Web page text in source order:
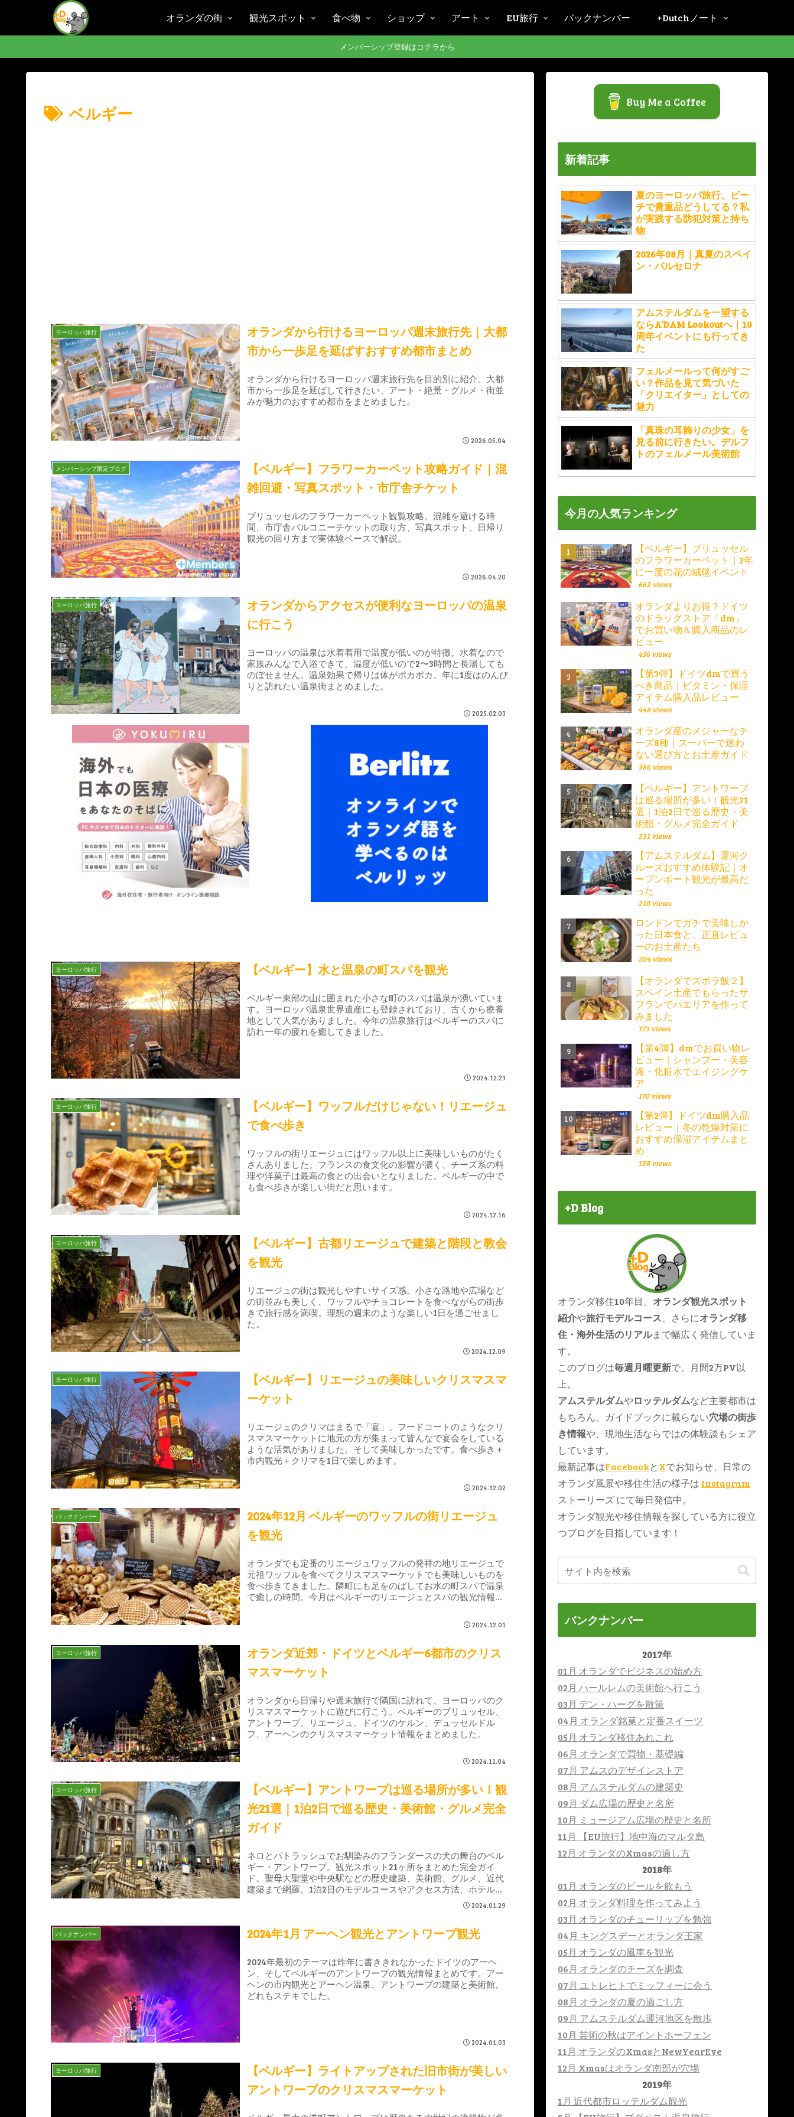
オランダの街 観光スポット 食べ物 ショップ アート EU旅行 バックナンバー +Dutchノート
メンバーシップ登録はコチラから
ベルギー
ヨーロッパ旅行
オランダから行けるヨーロッパ週末旅行先｜大都
市から一歩足を延ばすおすすめ都市まとめ
オランダから行けるヨーロッパ週末旅行先を目的別に紹介。大都
市から一歩足を延ばして行きたい、アート・絶景・グルメ・街並
みが魅力のおすすめ都市をまとめました。
2026.05.04
メンバーシップ限定ブログ
【ベルギー】フラワーカーペット攻略ガイド｜混
雑回避・写真スポット・市庁舎チケット
ブリュッセルのフラワーカーペット観覧攻略。混雑を避ける時
間、市庁舎バルコニーチケットの取り方、写真スポット、日帰り
観光の回り方まで実体験ベースで解説。
2026.04.20
ヨーロッパ旅行
オランダからアクセスが便利なヨーロッパの温泉
に行こう
ヨーロッパの温泉は水着着用で温度が低いのが特徴。水着なので
家族みんなで入浴できて、温度が低いので2〜3時間と長湯しても
のぼせません。温泉効果で帰りは体がポカポカ。年に1度はのんび
りと訪れたい温泉街まとめました。
2025.02.03
ヨーロッパ旅行 【ベルギー】水と温泉の町スパを観光
ベルギー東部の山に囲まれた小さな町のスパは温泉が湧いていま
す。ヨーロッパ温泉世界遺産にも登録されており、古くから療養
地として人気がありました。今年の温泉旅行はベルギーのスパに
訪れ一年の疲れを癒してきました。
2024.12.23
ヨーロッパ旅行
【ベルギー】ワッフルだけじゃない！リエージュ
で食べ歩き
ワッフルの街リエージュにはワッフル以上に美味しいものがたく
さんありました。フランスの食文化の影響が濃く、チーズ系の料
理や洋菓子は最高の食との出会いとなりました。ベルギーの中で
も食べ歩きが楽しい街だと思います。
2024.12.16
ヨーロッパ旅行
【ベルギー】古都リエージュで建築と階段と教会
を観光
リエージュの街は観光しやすいサイズ感。小さな路地や広場など
の街並みも美しく、ワッフルやチョコレートを食べながらの街歩
きで旅行感を満喫。理想の週末のような楽しい1日を過ごせまし
た。
2024.12.09
ヨーロッパ旅行
【ベルギー】リエージュの美味しいクリスマスマ
ーケット
リエージュのクリマはまるで「宴」。フードコートのようなクリ
スマスマーケットに地元の方が集まって皆んなで宴会をしている
ような活気がありました。そして美味しかったです。食べ歩き＋
市内観光＋クリマを1日で楽しめます。
2024.12.02
バックナンバー
2024年12月 ベルギーのワッフルの街リエージュ
を観光
オランダでも定番のリエージュワッフルの発祥の地リエージュで
元祖ワッフルを食べてクリスマスマーケットでも美味しいものを
食べ歩きてきました。隣町にも足をのばしてお水の町スパで温泉
で癒しの時間。今月はベルギーのリエージュとスパの観光情報で
2024.12.01
ヨーロッパ旅行
オランダ近郊・ドイツとベルギー6都市のクリス
マスマーケット
オランダから日帰りや週末旅行で隣国に訪れて、ヨーロッパのク
リスマスマーケットに遊びに行こう。ベルギーのブリュッセル、
アントワープ、リエージュ。ドイツのケルン、デュッセルドル
フ、アーヘンのクリスマスマーケット情報をまとめました。
2024.11.04
ヨーロッパ旅行
【ベルギー】アントワープは巡る場所が多い！観
光21選｜1泊2日で巡る歴史・美術館・グルメ完全
ガイド
ネロとパトラッシュでお馴染みのフランダースの犬の舞台のベル
ギー・アントワープ。観光スポット21ヶ所をまとめた完全ガイ
ド。聖母大聖堂や中央駅などの歴史建築、美術館、グルメ、近代
建築まで網羅。1泊2日のモデルコースやアクセス方法、ホテル情
2024.01.29
バックナンバー 2024年1月 アーヘン観光とアントワープ観光
2024年最初のテーマは昨年に書ききれなかったドイツのアーヘ
ン、そしてベルギーのアントワープの観光情報まとめです。アー
ヘンの市内観光とアーヘン温泉、アントワープの建築と美術館。
どれもステキでした。
2024.01.03
ヨーロッパ旅行
【ベルギー】ライトアップされた旧市街が美しい
アントワープのクリスマスマーケット
Buy Me a Coffee
新着記事
夏のヨーロッパ旅行、ビー
チで貴重品どうしてる？私
が実践する防犯対策と持ち
物
2026年08月｜真夏のスペイ
ン・バルセロナ
アムステルダムを一望する
ならA’DAM Lookoutへ｜10
周年イベントにも行ってき
た
フェルメールって何がすご
い？作品を見て気づいた
「クリエイター」としての
魅力
「真珠の耳飾りの少女」を
見る前に行きたい。デルフ
トのフェルメール美術館
今月の人気ランキング
【ベルギー】ブリュッセル
のフラワーカーペット｜2年
に一度の花の絨毯イベント
662 views
オランダよりお得？ドイツ
のドラッグストア「dm」
でお買い物＆購入商品のレ
ビュー
456 views
【第3弾】ドイツdmで買う
べき商品｜ビタミン・保湿
アイテム購入品レビュー
448 views
オランダ産のメジャーなチ
ーズ8種｜スーパーで迷わ
ない選び方とお土産ガイド
386 views
【ベルギー】アントワープ
は巡る場所が多い！観光21
選｜1泊2日で巡る歴史・美
術館・グルメ完全ガイド
231 views
【アムステルダム】運河ク
ルーズおすすめ体験記｜オ
ープンボート観光が最高だ
った
210 views
ロンドンでガチで美味しか
った日本食と、正直レビュ
ーのお土産たち
204 views
【オランダでズボラ飯２】
スペイン土産でもらったサ
フランでパエリアを作って
みました
173 views
【第4弾】dmでお買い物レ
ビュー｜シャンプー・美容
液・化粧水でエイジングケ
ア
170 views
【第2弾】ドイツdm購入品
レビュー｜冬の乾燥対策に
おすすめ保湿アイテムまと
め
138 views
+D Blog
オランダ移住10年目。 オランダ観光スポット
紹介や旅行モデルコース 、さらにオランダ移
住・海外生活のリアルまで幅広く発信していま
す。
このブログは毎週月曜更新で、月間2万PV以
上。
アムステルダムやロッテルダムなど主要都市は
もちろん、ガイドブックに載らない穴場の街歩
き情報や、現地生活ならではの体験談もシェア
しています。
最新記事はFacebookとXでお知らせ、日常の
オランダ風景や移住生活の様子は Instagram
ストーリーズ にて毎日発信中。
オランダ観光や移住情報を探している方に役立
つブログを目指しています！
バンクナンバー
2017年
01月 オランダでビジネスの始め方
02月 ハールレムの美術館へ行こう
03月 デン・ハーグを散策
04月 オランダ銘菓と定番スイーツ
05月 オランダ移住あれこれ
06月 オランダで買物・基礎編
07月 アムスのデザインストア
08月 アムステルダムの建築史
09月 ダム広場の歴史と名所
10月 ミュージアム広場の歴史と名所
11月 【EU旅行】地中海のマルタ島
12月 オランダのXmasの過し方
2018年
01月 オランダのビールを飲もう
02月 オランダ料理を作ってみよう
03月 オランダのチューリップを勉強
04月 キングスデーとオランダ王家
05月 オランダの風車を観光
06月 オランダのチーズを調査
07月 ユトレヒトでミッフィーに会う
08月 オランダの夏の過ごし方
09月 アムステルダム運河地区を散歩
10月 芸術の秋はアイントホーフェン
11月 オランダのXmasとNewYearEve
12月 Xmasはオランダ南部が穴場
2019年
1月 近代都市ロッテルダム観光